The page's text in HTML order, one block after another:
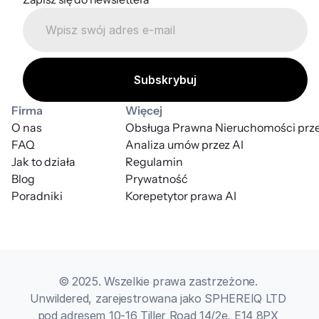
Firma
O nas
FAQ
Jak to działa
Blog
Poradniki
Więcej
Regulamin
Analiza umów przez AI
Korepetytor prawa AI
Prywatność
Obsługa Prawna Nieruchomości
© 2025. Wszelkie prawa zastrzeżone.
Unwildered, zarejestrowana jako SPHEREIQ LTD
pod adresem 10-16 Tiller Road 14/2e, E14 8PX